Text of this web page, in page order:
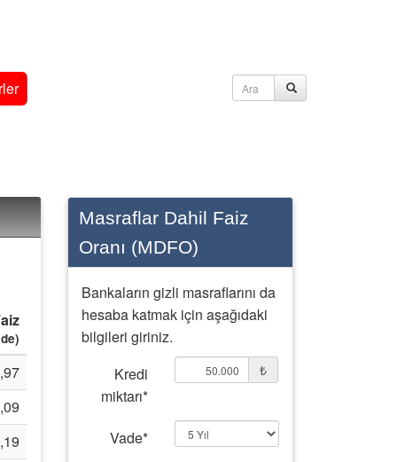
Masraflar Dahil Faiz
Oranı (MDFO)
Bankaların gizli masraflarını da
hesaba katmak için aşağıdaki
bilgileri giriniz.
Kredi
miktarı*
₺
Vade*